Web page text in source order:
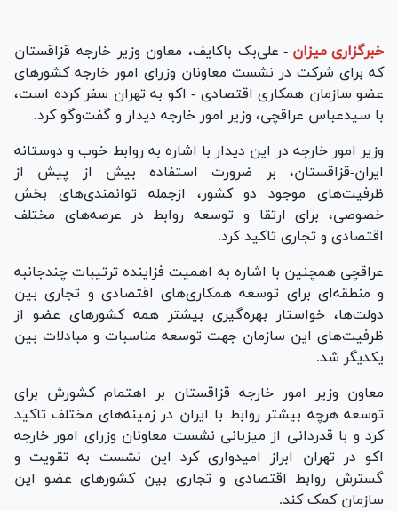
خبرگزاری میزان - علی‌بک باکایف، معاون وزیر خارجه قزاقستان
که برای شرکت در نشست معاونان وزرای امور خارجه کشور‌های
عضو سازمان همکاری اقتصادی - اکو به تهران سفر کرده است،
با سیدعباس عراقچی، وزیر امور خارجه دیدار و گفت‌و‌گو کرد.
وزیر امور خارجه در این دیدار با اشاره به روابط خوب و دوستانه
ایران-قزاقستان، بر ضرورت استفاده بیش از پیش از
ظرفیت‌های موجود دو کشور، ازجمله توانمندی‌های بخش
خصوصی، برای ارتقا و توسعه روابط در عرصه‌های مختلف
اقتصادی و تجاری تاکید کرد.
عراقچی همچنین با اشاره به اهمیت فزاینده ترتیبات چندجانبه
و منطقه‌ای برای توسعه همکاری‌های اقتصادی و تجاری بین
دولت‌ها، خواستار بهره‌گیری بیشتر همه کشور‌های عضو از
ظرفیت‌های این سازمان جهت توسعه مناسبات و مبادلات بین
یکدیگر شد.
معاون وزیر امور خارجه قزاقستان بر اهتمام کشورش برای
توسعه هرچه بیشتر روابط با ایران در زمینه‌های مختلف تاکید
کرد و با قدردانی از میزبانی نشست معاونان وزرای امور خارجه
اکو در تهران ابراز امیدواری کرد این نشست به تقویت و
گسترش روابط اقتصادی و تجاری بین کشور‌های عضو این
سازمان کمک کند.